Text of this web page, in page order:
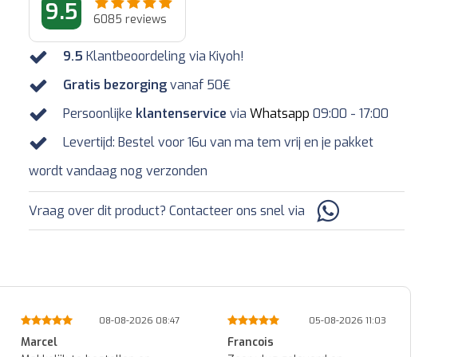
9.5 6085 reviews
9.5 Klantbeoordeling via Kiyoh!
Gratis bezorgingvanaf 50€
Persoonlijke klantenservice via Whatsapp 09:00 - 17:00
Levertijd: Bestel voor 16u van ma tem vrij en je pakket
wordt vandaag nog verzonden
Vraag over dit product? Contacteer ons snel via
05-08-2026 11:03
Francois
01-08-2026 14:45
Patrick